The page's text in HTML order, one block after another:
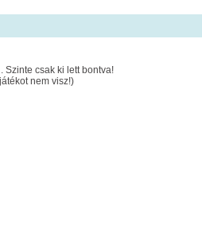
Szinte csak ki lett bontva!
nem visz!)